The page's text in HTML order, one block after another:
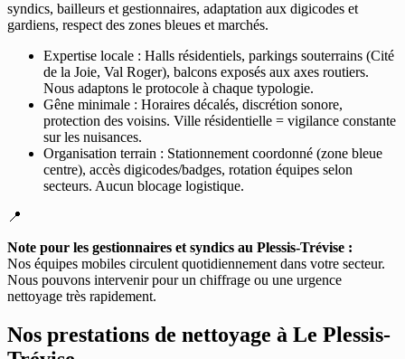
syndics, bailleurs et gestionnaires, adaptation aux digicodes et
gardiens, respect des zones bleues et marchés.
Expertise locale : Halls résidentiels, parkings souterrains (Cité
de la Joie, Val Roger), balcons exposés aux axes routiers.
Nous adaptons le protocole à chaque typologie.
Gêne minimale : Horaires décalés, discrétion sonore,
protection des voisins. Ville résidentielle = vigilance constante
sur les nuisances.
Organisation terrain : Stationnement coordonné (zone bleue
centre), accès digicodes/badges, rotation équipes selon
secteurs. Aucun blocage logistique.
📍
Note pour les gestionnaires et syndics au Plessis-Trévise :
Nos équipes mobiles circulent quotidiennement dans votre secteur.
Nous pouvons intervenir pour un chiffrage ou une urgence
nettoyage très rapidement.
Nos prestations de nettoyage à Le Plessis-